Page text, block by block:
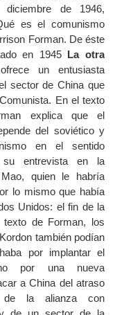
de 1946,
es el comunismo
Forman. De éste
en 1945 La otra
un entusiasta
sector de China que
En el texto
explica que el
del soviético y
en el sentido
su entrevista en la
quien le habría
lo mismo que había
Unidos: el fin de la
de Forman, los
también podían
por implantar el
por una nueva
a China del atraso
de la alianza con